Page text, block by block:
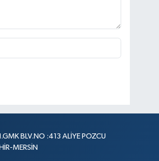
BLV.NO :413 ALİYE POZCU
MERSİN